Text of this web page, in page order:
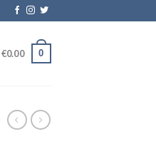
€0.00 0